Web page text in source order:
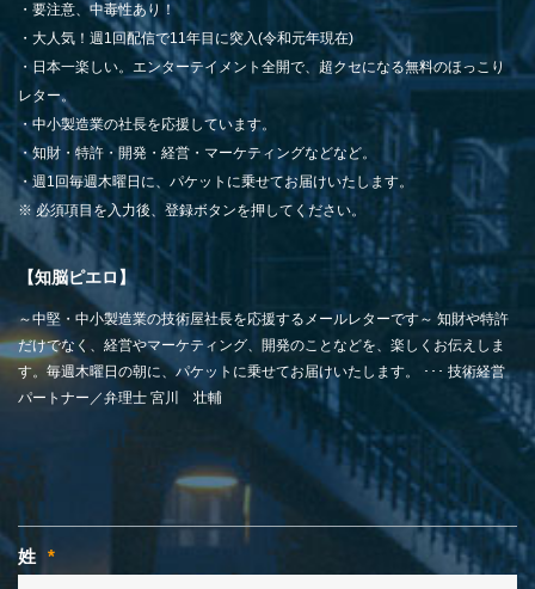
・要注意、中毒性あり！
・大人気！週1回配信で11年目に突入(令和元年現在)
・日本一楽しい。エンターテイメント全開で、超クセになる無料のほっこり
レター。
・中小製造業の社長を応援しています。
・知財・特許・開発・経営・マーケティングなどなど。
・週1回毎週木曜日に、パケットに乗せてお届けいたします。
※ 必須項目を入力後、登録ボタンを押してください。
【知脳ピエロ】
～中堅・中小製造業の技術屋社長を応援するメールレターです～ 知財や特許
だけでなく、経営やマーケティング、開発のことなどを、楽しくお伝えしま
す。毎週木曜日の朝に、パケットに乗せてお届けいたします。 ･･･ 技術経営
パートナー／弁理士 宮川 壮輔
姓 *